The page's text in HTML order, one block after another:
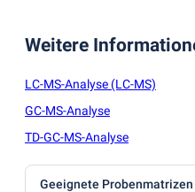
Weitere
LC-MS-Analyse (LC-MS)
GC-MS-Analyse
TD-GC-MS-Analyse
Geeignete Probenmatrizen